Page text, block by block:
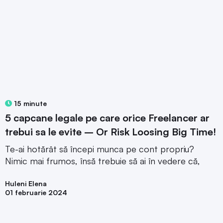
15 minute
5 capcane legale pe care orice Freelancer ar
trebui sa le evite – Or Risk Loosing Big Time!
Te-ai hotărât să începi munca pe cont propriu?
Nimic mai frumos, însă trebuie să ai în vedere că,
Huleni Elena
01 februarie 2024